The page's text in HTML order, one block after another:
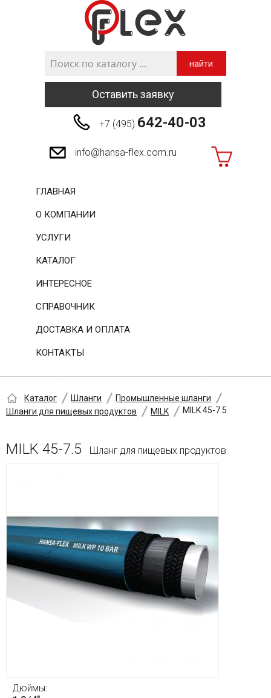
найти
Оставить заявку
+7 (495) 642-40-03
info@hansa-flex.com.ru
ГЛАВНАЯ
О КОМПАНИИ
УСЛУГИ
КАТАЛОГ
ИНТЕРЕСНОЕ
СПРАВОЧНИК
ДОСТАВКА И ОПЛАТА
КОНТАКТЫ
Каталог Шланги
Промышленные шланги
Шланги для пищевых продуктов
MILK MILK 45-7.5
MILK 45-7.5 Шланг для пищевых продуктов
Дюймы: